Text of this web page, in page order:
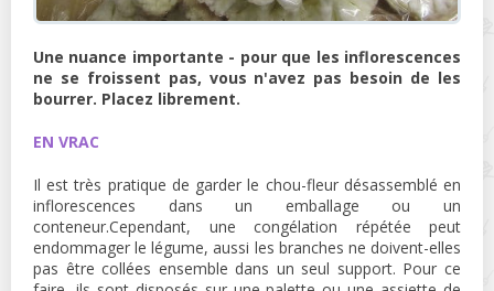
Une nuance importante - pour que les inflorescences
ne se froissent pas, vous n'avez pas besoin de les
bourrer. Placez librement.
EN VRAC
Il est très pratique de garder le chou-fleur désassemblé en
inflorescences dans un emballage ou un
conteneur.Cependant, une congélation répétée peut
endommager le légume, aussi les branches ne doivent-elles
pas être collées ensemble dans un seul support. Pour ce